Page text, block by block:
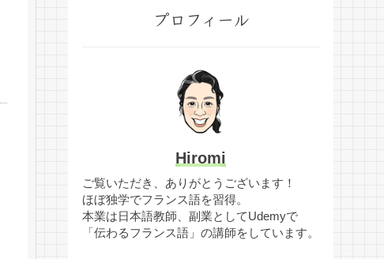
プロフィール
Hiromi
ご覧いただき、ありがとうございます！
ほぼ独学でフランス語を習得。
本業は日本語教師、副業としてUdemyで
「伝わるフランス語」の講師をしています。